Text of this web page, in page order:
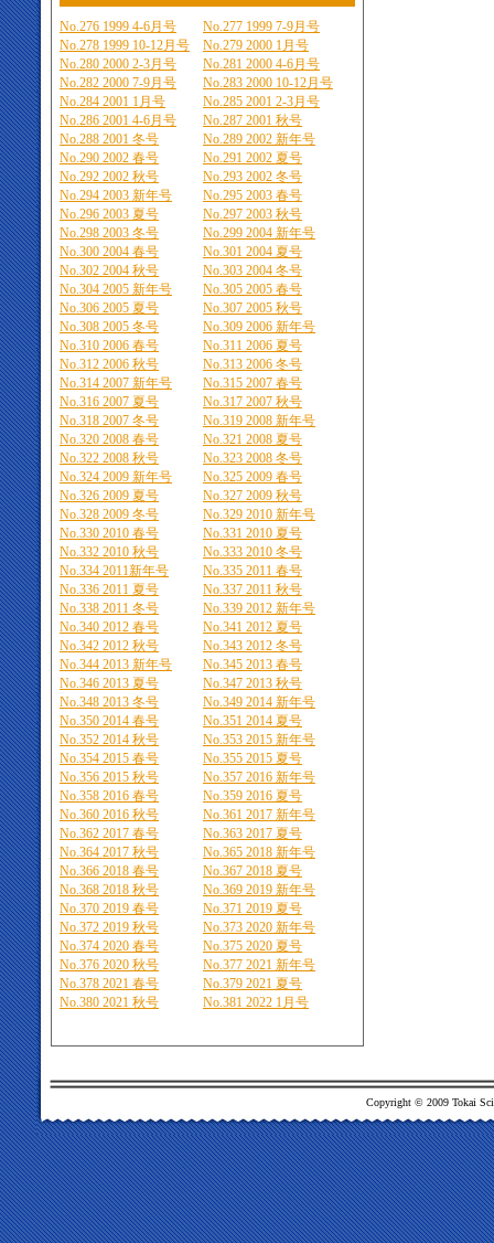
No.276 1999 4-6月号
No.277 1999 7-9月号
No.278 1999 10-12月号
No.279 2000 1月号
No.280 2000 2-3月号
No.281 2000 4-6月号
No.282 2000 7-9月号
No.283 2000 10-12月号
No.284 2001 1月号
No.285 2001 2-3月号
No.286 2001 4-6月号
No.287 2001 秋号
No.288 2001 冬号
No.289 2002 新年号
No.290 2002 春号
No.291 2002 夏号
No.292 2002 秋号
No.293 2002 冬号
No.294 2003 新年号
No.295 2003 春号
No.296 2003 夏号
No.297 2003 秋号
No.298 2003 冬号
No.299 2004 新年号
No.300 2004 春号
No.301 2004 夏号
No.302 2004 秋号
No.303 2004 冬号
No.304 2005 新年号
No.305 2005 春号
No.306 2005 夏号
No.307 2005 秋号
No.308 2005 冬号
No.309 2006 新年号
No.310 2006 春号
No.311 2006 夏号
No.312 2006 秋号
No.313 2006 冬号
No.314 2007 新年号
No.315 2007 春号
No.316 2007 夏号
No.317 2007 秋号
No.318 2007 冬号
No.319 2008 新年号
No.320 2008 春号
No.321 2008 夏号
No.322 2008 秋号
No.323 2008 冬号
No.324 2009 新年号
No.325 2009 春号
No.326 2009 夏号
No.327 2009 秋号
No.328 2009 冬号
No.329 2010 新年号
No.330 2010 春号
No.331 2010 夏号
No.332 2010 秋号
No.333 2010 冬号
No.334 2011新年号
No.335 2011 春号
No.336 2011 夏号
No.337 2011 秋号
No.338 2011 冬号
No.339 2012 新年号
No.340 2012 春号
No.341 2012 夏号
No.342 2012 秋号
No.343 2012 冬号
No.344 2013 新年号
No.345 2013 春号
No.346 2013 夏号
No.347 2013 秋号
No.348 2013 冬号
No.349 2014 新年号
No.350 2014 春号
No.351 2014 夏号
No.352 2014 秋号
No.353 2015 新年号
No.354 2015 春号
No.355 2015 夏号
No.356 2015 秋号
No.357 2016 新年号
No.358 2016 春号
No.359 2016 夏号
No.360 2016 秋号
No.361 2017 新年号
No.362 2017 春号
No.363 2017 夏号
No.364 2017 秋号
No.365 2018 新年号
No.366 2018 春号
No.367 2018 夏号
No.368 2018 秋号
No.369 2019 新年号
No.370 2019 春号
No.371 2019 夏号
No.372 2019 秋号
No.373 2020 新年号
No.374 2020 春号
No.375 2020 夏号
No.376 2020 秋号
No.377 2021 新年号
No.378 2021 春号
No.379 2021 夏号
No.380 2021 秋号
No.381 2022 1月号
Copyright © 2009 Tokai